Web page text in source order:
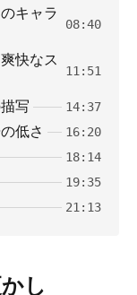
キャラ
08:40
快なス
11:51
写 14:37
低さ 16:20
18:14
19:35
21:13
し